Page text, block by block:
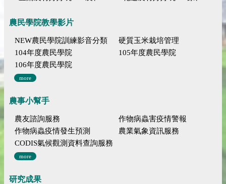
農民學院教學影片
NEW農民學院訓練影音分類
硬質玉米栽培管理
104年度農民學院
105年度農民學院
106年度農民學院
more
農事小幫手
農友諮詢服務
作物病蟲害疫情警報
作物病蟲疫情發生預測
農業氣象資訊服務
CODIS氣候觀測資料查詢服務
more
研究成果